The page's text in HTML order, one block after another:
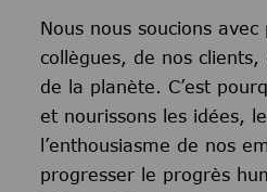
Nous nous soucions avec
collègues, de nos
de la planète. C’est
et nourissons les idées,
l’enthousiasme de nos
progresser le progrès